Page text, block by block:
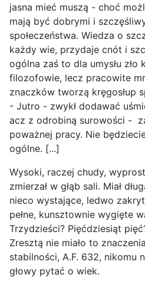
jasna mieć muszą - choć
mają być dobrymi i
społeczeństwa. Wiedza o
każdy wie, przydaje cnót i
ogólna zaś to dla umysłu zło
filozofowie, lecz pracowite
znaczków tworzą kręgosłup
- Jutro - zwykł dodawać
acz z odrobiną surowości -
poważnej pracy. Nie
ogólne. [...]
Wysoki, raczej chudy,
zmierzał w głąb sali. Miał
nieco wystające, ledwo
pełne, kunsztownie wygięte
Trzydzieści? Pięćdziesiąt
Zresztą nie miało to
stabilności, A.F. 632, nikomu
głowy pytać o wiek.